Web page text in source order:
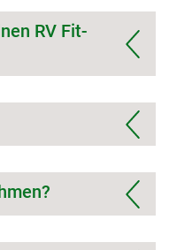
RV Fit-